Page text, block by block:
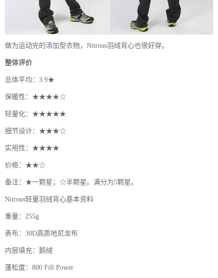
做为运动完的添加型衣物，Nitrous羽绒背心也很好穿。
整体评价
总体平均：3.9★
保暖性：★★★★☆
轻量化：★★★★★
细节设计：★★★☆
实用性：★★★★
价格：★★☆
备注：★一颗星；☆半颗星。满分为5颗星。
Nitrous轻量羽绒背心基本资料
重量：255g
表布：30D高质地尼龙布
内层填充：鹅绒
蓬松度：800 Fill Power